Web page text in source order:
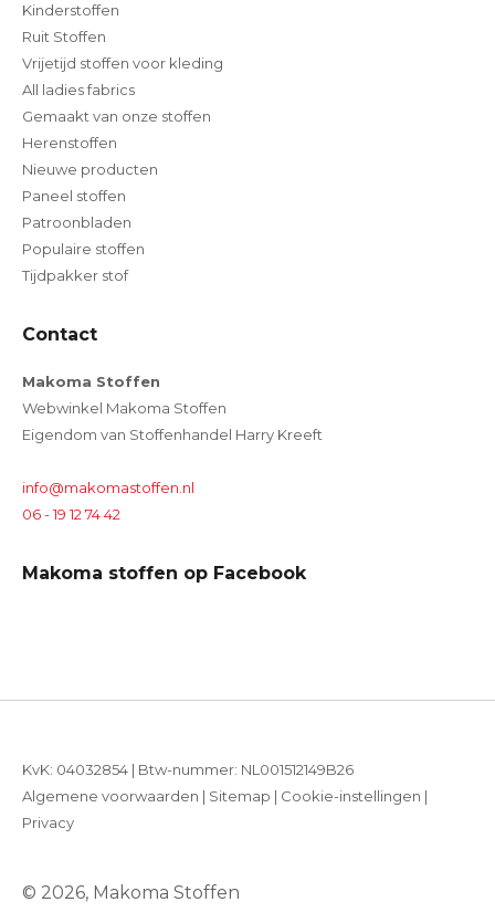
Kinderstoffen
Ruit Stoffen
Vrijetijd stoffen voor kleding
All ladies fabrics
Gemaakt van onze stoffen
Herenstoffen
Nieuwe producten
Paneel stoffen
Patroonbladen
Populaire stoffen
Tijdpakker stof
Contact
Makoma Stoffen
Webwinkel Makoma Stoffen
Eigendom van Stoffenhandel Harry Kreeft
info@makomastoffen.nl
06 - 19 12 74 42
Makoma stoffen op Facebook
© 2026, Makoma Stoffen
KvK: 04032854 | Btw-nummer: NL001512149B26
Algemene voorwaarden | Sitemap | Cookie-instellingen |
Privacy